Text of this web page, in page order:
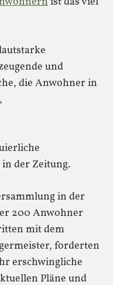
und
die Anwohner in
der Zeitung.
in der
200 Anwohner
mit dem
forderten
erschwingliche
Pläne und